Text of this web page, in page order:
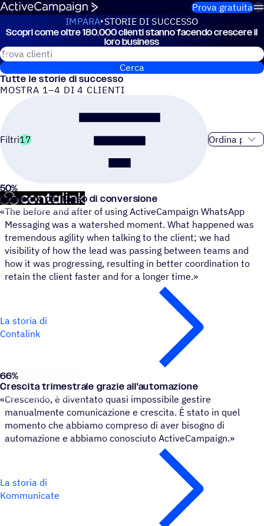
Salta al contenuto
Prova gratuita
IMPARA STORIE DI SUCCESSO
Storie di successo
Scopri come oltre 180.000 clienti stanno facendo crescere il
loro business
Cerca i clienti ActiveCampaign
Cerca
Tutte le storie di successo
MOSTRA 1–4 DI 4 CLIENTI
Filtri17 Ordinamento
Contalink
50%
Aumento del tasso di conversione
«The before and after of using ActiveCampaign WhatsApp
Messaging was a watershed moment. What happened was
tremendous agility when talking to the client; we had
visibility of how the lead was passing between teams and
how it was progressing, resulting in better coordination to
retain the client faster and for a longer time.»
La storia di
Contalink
Kommunicate
66%
Crescita trimestrale grazie all'automazione
«Crescendo, è diventato quasi impossibile gestire
manualmente comunicazione e crescita. È stato in quel
momento che abbiamo compreso di aver bisogno di
automazione e abbiamo conosciuto ActiveCampaign.»
La storia di
Kommunicate